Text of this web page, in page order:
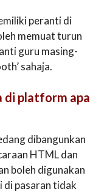
peranti di
memuat turun
guru masing-
sahaja.
di platform apa
dibangunkan
HTML dan
boleh digunakan
di pasaran tidak